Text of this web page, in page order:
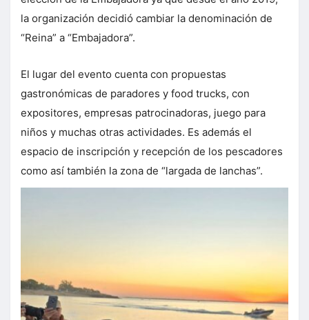
la organización decidió cambiar la denominación de
“Reina” a “Embajadora”.
El lugar del evento cuenta con propuestas
gastronómicas de paradores y food trucks, con
expositores, empresas patrocinadoras, juego para
niños y muchas otras actividades. Es además el
espacio de inscripción y recepción de los pescadores
como así también la zona de “largada de lanchas”.